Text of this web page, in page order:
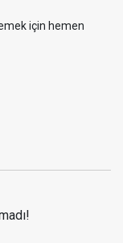
için hemen